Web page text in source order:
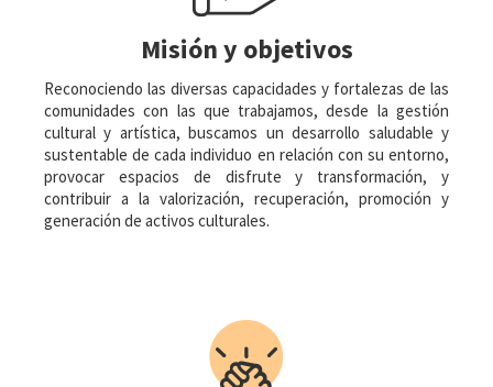
Misión y objetivos
Reconociendo las diversas capacidades y fortalezas de las
comunidades con las que trabajamos, desde la gestión
cultural y artística, buscamos un desarrollo saludable y
sustentable de cada individuo en relación con su entorno,
provocar espacios de disfrute y transformación, y
contribuir a la valorización, recuperación, promoción y
generación de activos culturales.